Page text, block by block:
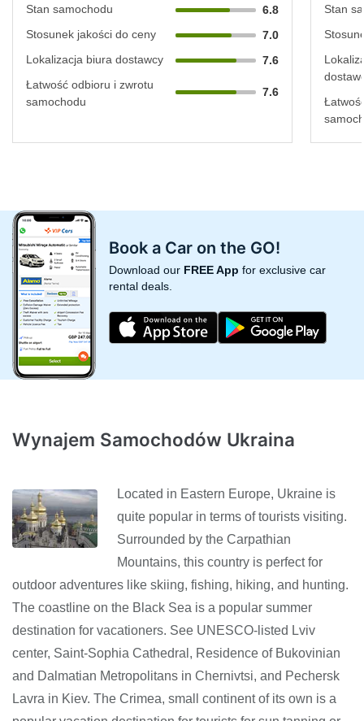
Stan samochodu
6.8
Stosunek jakości do ceny
7.0
Lokalizacja biura dostawcy
7.6
Łatwość odbioru i zwrotu
samochodu
7.6
Stan
Book a Car on the GO!
Download our FREE App for exclusive car
rental deals.
Wynajem Samochodów Ukraina
Located in Eastern Europe, Ukraine is
quite popular in terms of tourists visiting.
Surrounded by the Carpathian
Mountains, this country is perfect for
outdoor adventures like skiing, fishing, hiking, and hunting.
The coastline on the Black Sea is a popular summer
destination for vacationers. See UNESCO-listed Lviv
center, Saint-Sophia Cathedral, Residence of Bukovinian
and Dalmatian Metropolitans in Chernivtsi, and Pechersk
Lavra in Kiev. The Crimea, small continent of its own is a